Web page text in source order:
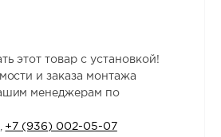
этот товар с установкой!
и заказа монтажа
менеджерам по
+7 (936) 002-05-07